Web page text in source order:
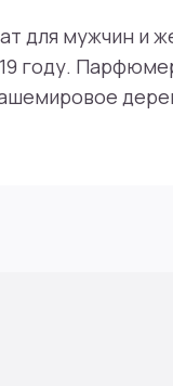
для мужчин и
году.